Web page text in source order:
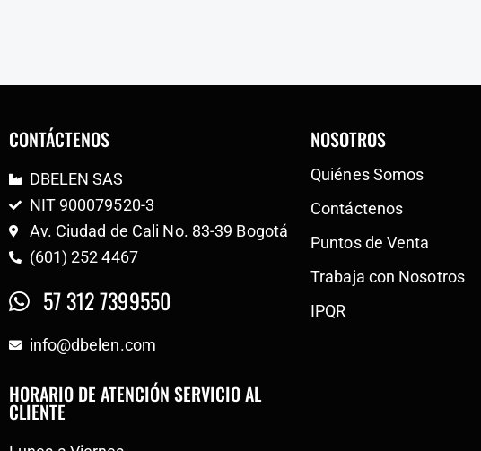
CONTÁCTENOS
DBELEN SAS
NIT 900079520-3
Av. Ciudad de Cali No. 83-39 Bogotá
(601) 252 4467
57 312 7399550
info@dbelen.com
HORARIO DE ATENCIÓN SERVICIO AL
CLIENTE
NOSOTROS
Quiénes Somos
Contáctenos
Puntos de Venta
Trabaja con Nosotros
IPQR